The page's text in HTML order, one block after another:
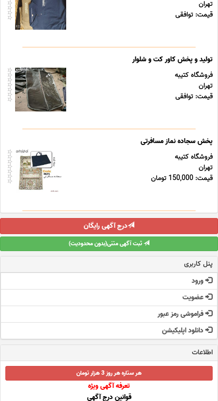
تهران
قیمت: توافقی
تولید و پخش کاور کت و شلوار
فروشگاه کتیبه
تهران
قیمت: توافقی
پخش سجاده نماز مسافرتی
فروشگاه کتیبه
تهران
قیمت: 150,000 تومان
درج آگهی رایگان
ثبت آگهی متنی(بدون محدودیت)
پنل کاربری
ورود
عضویت
فراموشی رمز عبور
دانلود اپلیکیشن
اطلاعات
هر ستاره هر روز 3 هزار تومان
تعرفه آگهی ویژه
قوانین درج آگهی